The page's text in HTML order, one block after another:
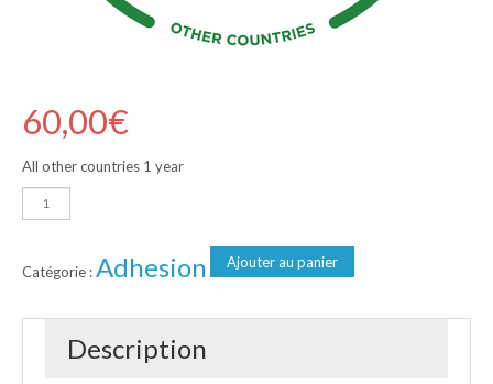
60,00€
All other countries 1 year
quantité
de
Catégorie : Adhesion Ajouter au panier
Description